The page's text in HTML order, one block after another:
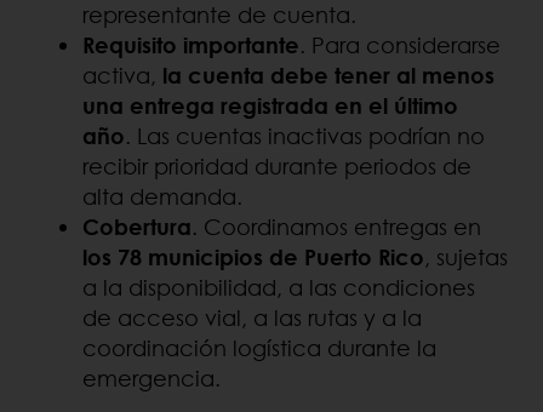
representante de cuenta.
Requisito importante. Para considerarse
activa, la cuenta debe tener al menos
una entrega registrada en el último
año. Las cuentas inactivas podrían no
recibir prioridad durante periodos de
alta demanda.
Cobertura. Coordinamos entregas en
los 78 municipios de Puerto Rico, sujetas
a la disponibilidad, a las condiciones
de acceso vial, a las rutas y a la
coordinación logística durante la
emergencia.